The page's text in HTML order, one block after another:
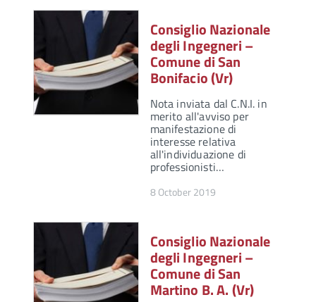
Consiglio Nazionale
degli Ingegneri –
Comune di San
Bonifacio (Vr)
Nota inviata dal C.N.I. in
merito all'avviso per
manifestazione di
interesse relativa
all'individuazione di
professionisti…
8 October 2019
Consiglio Nazionale
degli Ingegneri –
Comune di San
Martino B. A. (Vr)